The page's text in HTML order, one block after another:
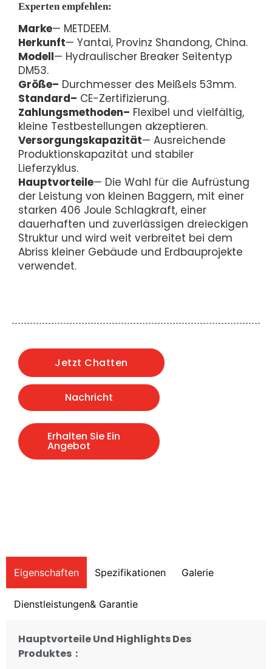
Experten empfehlen:
Marke— METDEEM.
Herkunft— Yantai, Provinz Shandong, China.
Modell— Hydraulischer Breaker Seitentyp
DM53.
Größe– Durchmesser des Meißels 53mm.
Standard– CE-Zertifizierung.
Zahlungsmethoden– Flexibel und vielfältig,
kleine Testbestellungen akzeptieren.
Versorgungskapazität— Ausreichende
Produktionskapazität und stabiler
Lieferzyklus.
Hauptvorteile— Die Wahl für die Aufrüstung
der Leistung von kleinen Baggern, mit einer
starken 406 Joule Schlagkraft, einer
dauerhaften und zuverlässigen dreieckigen
Struktur und wird weit verbreitet bei dem
Abriss kleiner Gebäude und Erdbauprojekte
verwendet.
Jetzt Chatten
Nachricht
Erhalten Sie Ein
Angebot
Eigenschaften Spezifikationen Galerie
Dienstleistungen& Garantie
HauptvorteileUnd Highlights Des
Produktes ：